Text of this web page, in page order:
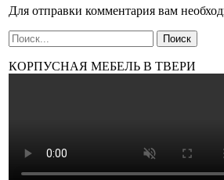
Для отправки комментария вам
КОРПУСНАЯ МЕБЕЛЬ В ТВЕРИ